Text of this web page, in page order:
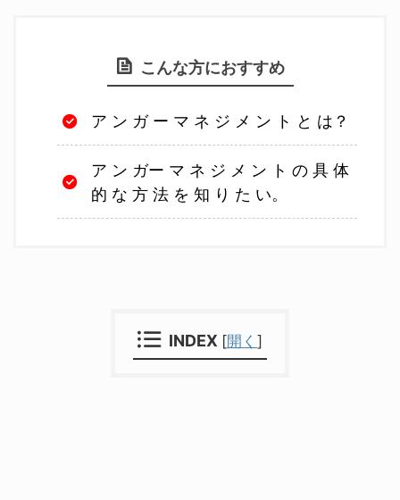
こんな方におすすめ
ア ン ガ ー マ ネ ジ メ ン ト と は？
ア ン ガー マ ネ ジ メ ン ト の 具 体
的 な 方 法 を 知 り た い。
INDEX [開く ]